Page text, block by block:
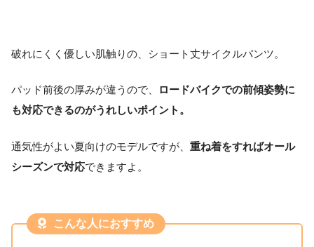
破れにくく優しい肌触りの、ショート丈サイクルパンツ。
パッド前後の厚みが違うので、
ロードバイクでの前傾姿勢に
も対応できるのがうれしいポイント。
通気性がよい夏向けのモデルですが、 重ね着をすればオール
シーズンで対応できますよ。
こんな人におすすめ